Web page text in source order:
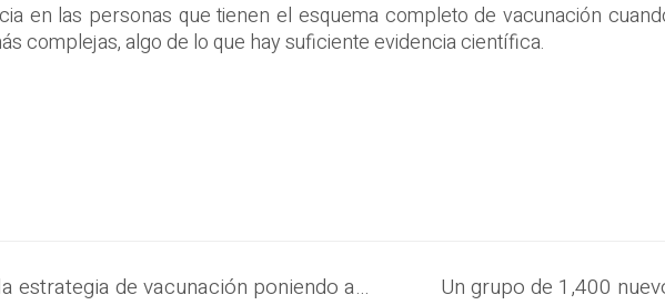
en las personas que tienen el esquema completo de vacunación
complejas, algo de lo que hay suficiente evidencia científica.
Gobierno refuerza la estrategia de vacunación poniendo a disposición de la población 23 centros móviles en diferentes puntos del país